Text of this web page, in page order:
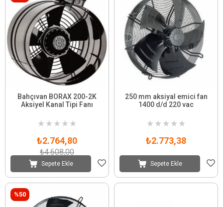
Bahçıvan BORAX 200-2K
Aksiyel Kanal Tipi Fanı
★ ★ ★ ★ ★
₺2.764,80
₺4.608,00
Sepete Ekle
250 mm aksiyal emici fan
1400 d/d 220 vac
★ ★ ★ ★ ★
₺2.773,38
Sepete Ekle
%50